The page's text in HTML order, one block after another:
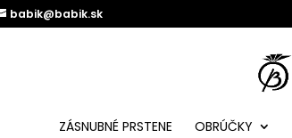
babik@babik.sk
ZÁSNUBNÉ PRSTENE OBRÚČKY